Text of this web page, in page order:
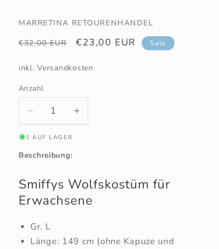
MARRETINA RETOURENHANDEL
Normaler
€32,00 EUR Verkaufspreis
€23,00 EUR Sale
inkl. Versandkosten
Anzahl
Anzahl
Verringere
Menge
für
für
Erwachsene
Erhöhe
für
Erwachsene
1 AUF LAGER
Beschreibung:
Smiffys Wolfskostüm für
Erwachsene
Gr. L
Länge: 149 cm (ohne Kapuze und